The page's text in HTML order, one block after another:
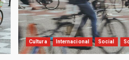
Cultura Internacional Social